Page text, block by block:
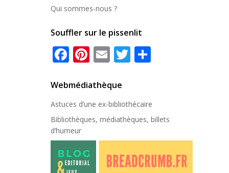
Qui sommes-nous ?
Souffler sur le pissenlit
Facebook
Pinterest
EmailTwitter
Webmédiathèque
Astuces d’une ex-bibliothécaire
Bibliothèques, médiathèques, billets
d’humeur